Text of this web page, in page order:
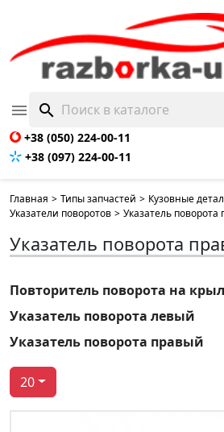
 search
+38 (050) 224-00-11
+38 (097) 224-00-11
Главная > Типы запчастей > Кузовные
Указатели поворотов > Указатель поворота
Указатель поворота
Повторитель поворота на
Указатель поворота левый
Указатель поворота правый
20